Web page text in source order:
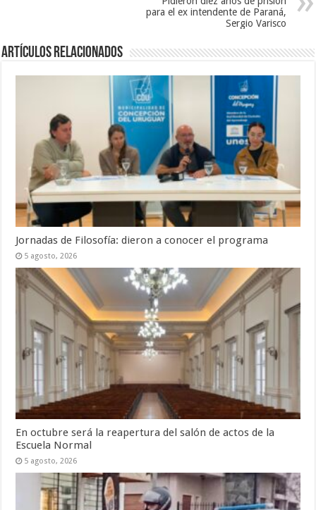
para el ex intendente de Paraná,
Sergio Varisco
Artículos Relacionados
Jornadas de Filosofía: dieron a conocer el programa
5 agosto, 2026
En octubre será la reapertura del salón de actos de la
Escuela Normal
5 agosto, 2026